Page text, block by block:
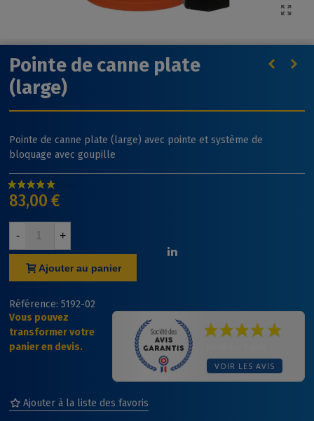
Pointe de canne plate
(large)
Pointe de canne plate (large) avec pointe et système de
bloquage avec goupille
83,00 €
- +
Ajouter au panier
VOIR LES AVIS
Référence: 5192-02
Vous pouvez
transformer votre
panier en devis.
Ajouter à la liste des favoris